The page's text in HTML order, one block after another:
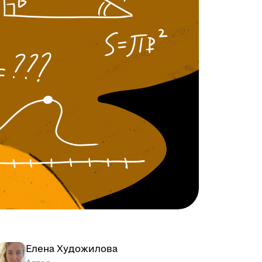
Елена Художилова